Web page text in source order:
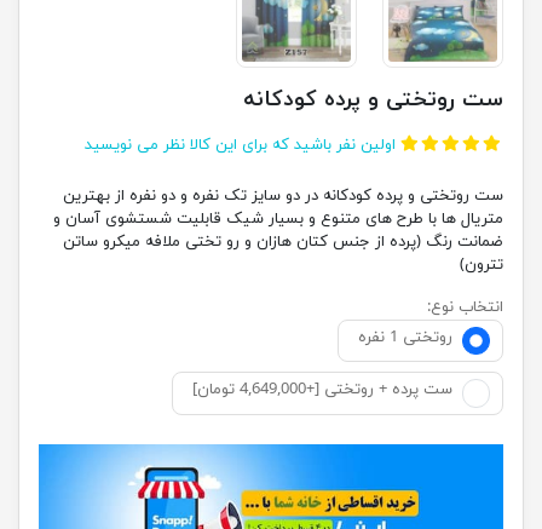
ست روتختی و پرده کودکانه
اولین نفر باشید که برای این کالا نظر می نویسید
ست روتختی و پرده کودکانه در دو سایز تک نفره و دو نفره از بهترین
متریال ها با طرح های متنوع و بسیار شیک قابلیت شستشوی آسان و
ضمانت رنگ (پرده از جنس کتان هازان و رو تختی ملافه میکرو ساتن
تترون)
انتخاب نوع:
روتختی 1 نفره
ست پرده + روتختی [+4,649,000 تومان]